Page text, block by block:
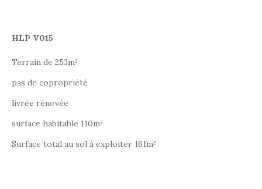
HLP V015
Terrain de 253m²
pas de copropriété
livrée rénovée
surface habitable 110m²
Surface total au sol à exploiter 161m².